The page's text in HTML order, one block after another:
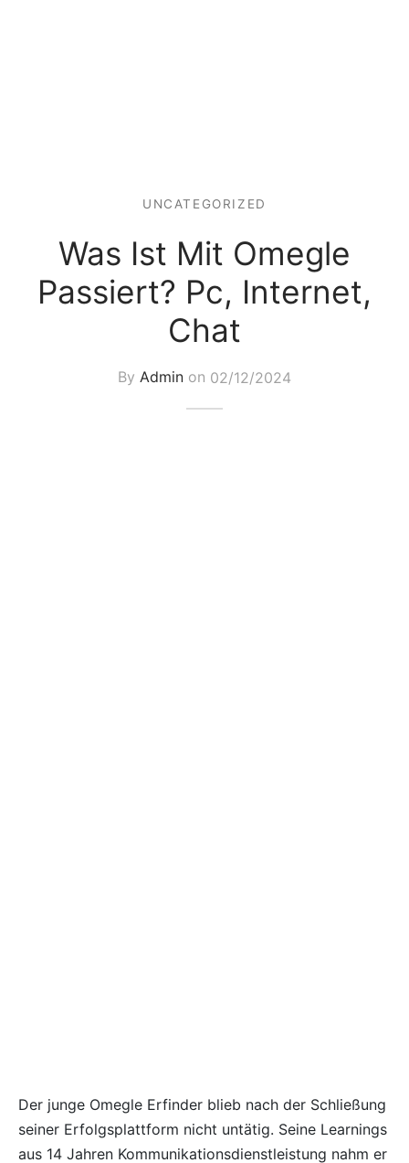
UNCATEGORIZED
Was Ist Mit Omegle
Passiert? Pc, Internet,
Chat
By Admin on 02/12/2024
Der junge Omegle Erfinder blieb nach der Schließung
seiner Erfolgsplattform nicht untätig. Seine Learnings
aus 14 Jahren Kommunikationsdienstleistung nahm er